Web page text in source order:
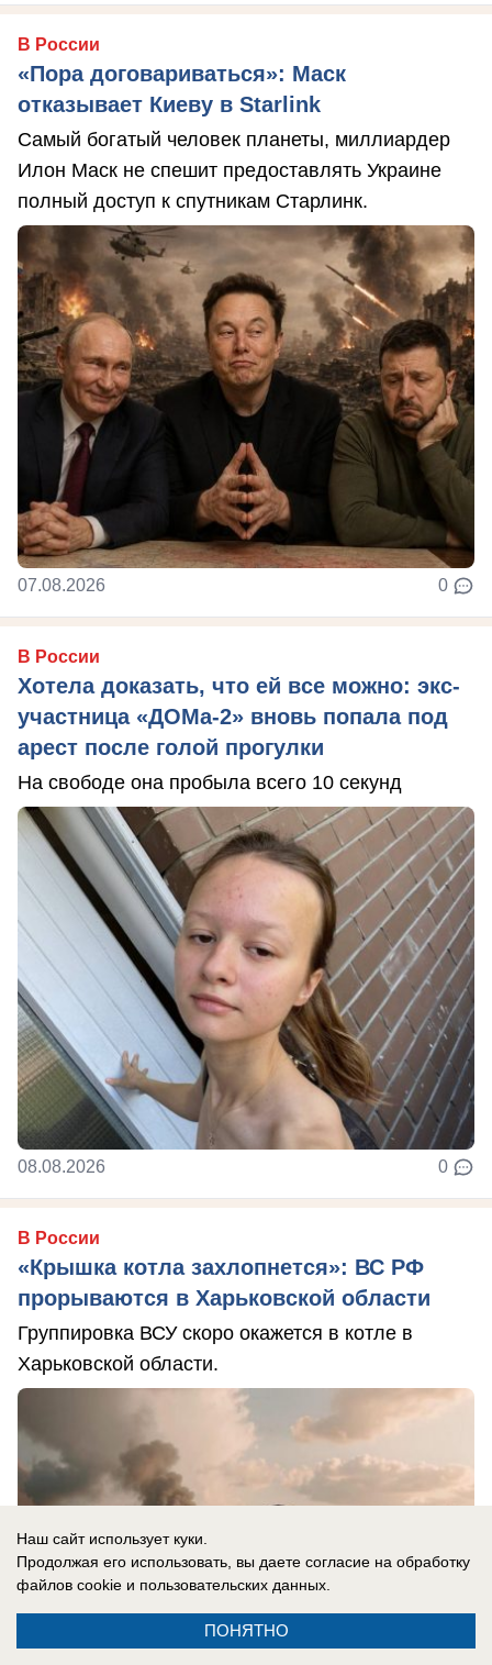
В России
«Пора договариваться»: Маск
отказывает Киеву в Starlink
Самый богатый человек планеты, миллиардер
Илон Маск не спешит предоставлять Украине
полный доступ к спутникам Старлинк.
07.08.2026 0
В России
Хотела доказать, что ей все можно: экс-
участница «ДОМа-2» вновь попала под
арест после голой прогулки
На свободе она пробыла всего 10 секунд
08.08.2026 0
В России
«Крышка котла захлопнется»: ВС РФ
прорываются в Харьковской области
Группировка ВСУ скоро окажется в котле в
Харьковской области.
Наш сайт использует куки.
Продолжая его использовать, вы даете согласие на обработку
файлов cookie и пользовательских данных.
ПОНЯТНО